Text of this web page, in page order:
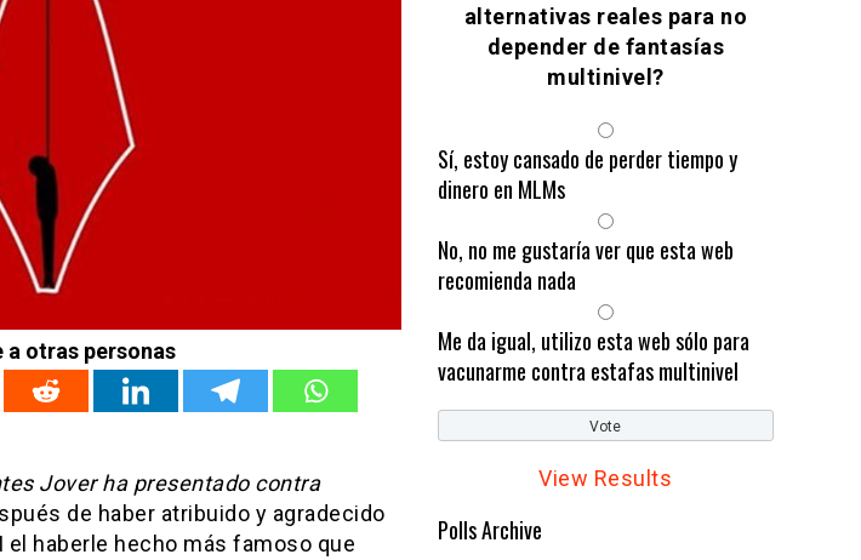
a otras personas
Jover ha presentado contra
de haber atribuido y agradecido
haberle hecho más famoso que
alternativas reales para no
depender de fantasías
multinivel?
Sí, estoy cansado de perder tiempo y
dinero en MLMs
No, no me gustaría ver que esta web
recomienda nada
Me da igual, utilizo esta web sólo para
vacunarme contra estafas multinivel
View Results
Polls Archive